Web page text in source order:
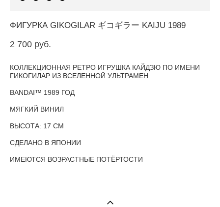
ФИГУРКА GIKOGILAR ギコギラー KAIJU 1989
2 700 pуб.
КОЛЛЕКЦИОННАЯ РЕТРО ИГРУШКА КАЙДЗЮ ПО ИМЕНИ
ГИКОГИЛАР ИЗ ВСЕЛЕННОЙ УЛЬТРАМЕН
BANDAI™ 1989 ГОД
МЯГКИЙ ВИНИЛ
ВЫСОТА: 17 СМ
СДЕЛАНО В ЯПОНИИ
ИМЕЮТСЯ ВОЗРАСТНЫЕ ПОТЁРТОСТИ